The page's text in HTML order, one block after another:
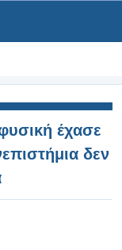
έχασε
δεν